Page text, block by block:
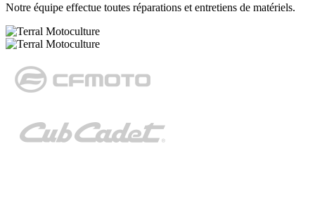
Notre équipe effectue toutes réparations et entretiens de matériels.